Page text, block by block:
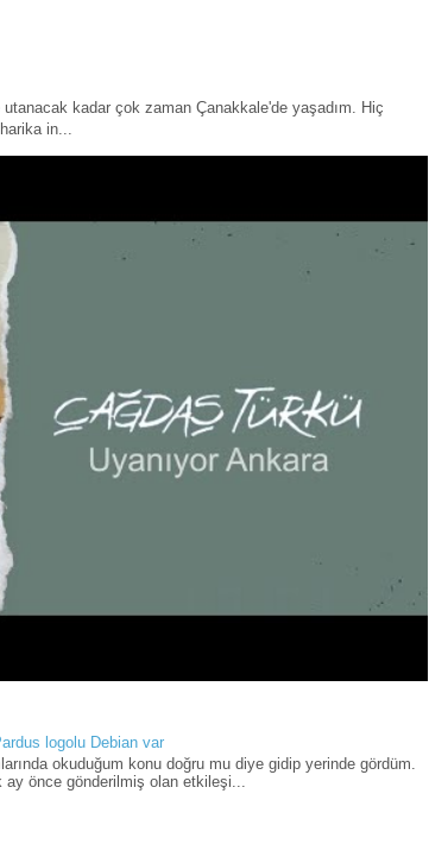
kadar çok zaman Çanakkale'de yaşadım. Hiç
in...
logolu Debian var
okuduğum konu doğru mu diye gidip yerinde gördüm.
önce gönderilmiş olan etkileşi...